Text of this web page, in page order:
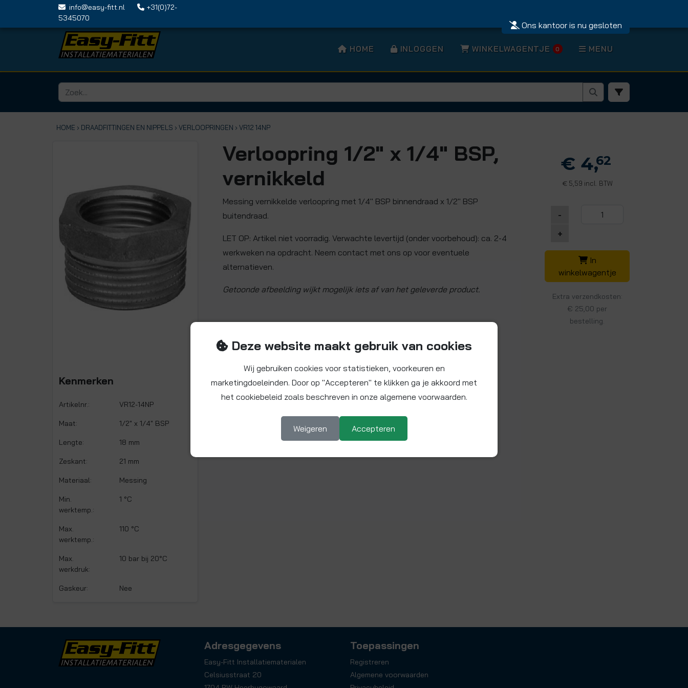
info@easy-fitt.nl
+31(0)72-
5345070
Ons kantoor is nu gesloten
HOME INLOGGEN WINKELWAGENTJE 0 MENU
HOME › DRAADFITTINGEN EN NIPPELS › VERLOOPRINGEN › VR12 14NP
Kenmerken
Artikelnr.: VR12-14NP
Maat: 1/2" x 1/4" BSP
Lengte: 18 mm
Zeskant: 21 mm
Materiaal: Messing
Min.
werktemp.:
1 °C
Max.
werktemp.:
110 °C
Max.
werkdruk:
10 bar bij 20°C
Gaskeur: Nee
Verloopring 1/2" x 1/4" BSP,
vernikkeld
Messing vernikkelde verloopring met 1/4" BSP binnendraad x 1/2" BSP
buitendraad.
LET OP: Artikel niet voorradig. Verwachte levertijd (onder voorbehoud): ca. 2-4
werkweken na opdracht. Neem contact met ons op voor eventuele
alternatieven.
Getoonde afbeelding wijkt mogelijk iets af van het geleverde product.
€ 4,62
€5,59 incl. BTW
-
+
In
winkelwagentje
Extra verzendkosten:
€ 25,00 per
bestelling.
Adresgegevens
Easy-Fitt Installatiematerialen
Celsiusstraat 20
Toepassingen
Registreren
Algemene voorwaarden
Deze website maakt gebruik van cookies
Wij gebruiken cookies voor statistieken, voorkeuren en
marketingdoeleinden. Door op "Accepteren" te klikken ga je akkoord met
het cookiebeleid zoals beschreven in onze algemene voorwaarden.
Weigeren Accepteren